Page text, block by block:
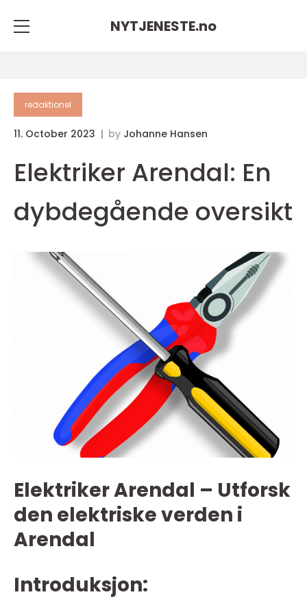
NYTJENESTE.no
redaktionel
11. October 2023 by Johanne Hansen
Elektriker Arendal: En
dybdegående oversikt
Elektriker Arendal – Utforsk
den elektriske verden i
Arendal
Introduksjon: